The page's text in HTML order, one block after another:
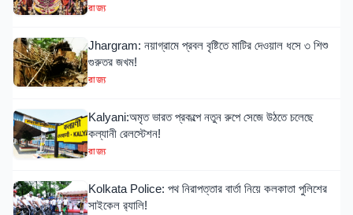
রাজ্য
Jhargram: নয়াগ্রামে প্রবল বৃষ্টিতে মাটির দেওয়াল ধসে ৩ শিশু
গুরুতর জখম!
রাজ্য
Kalyani:অমৃত ভারত প্রকল্পে নতুন রুপে সেজে উঠতে চলেছে
কল্যানী রেলস্টেশন!
রাজ্য
Kolkata Police: পথ নিরাপত্তার বার্তা নিয়ে কলকাতা পুলিশের
সাইকেল র‍্যালি!